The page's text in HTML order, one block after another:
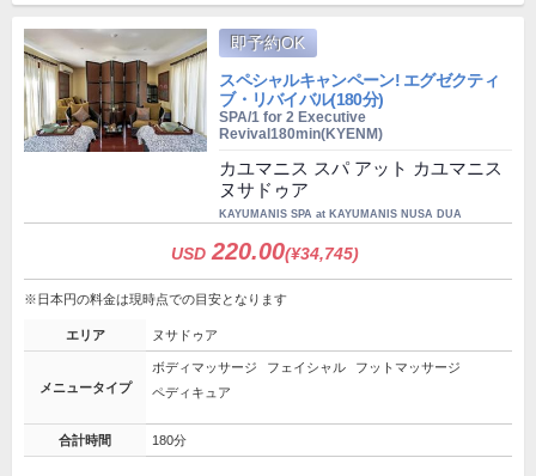
即予約OK
スペシャルキャンペーン! エグゼクティ
ブ・リバイバル(180分)
SPA/1 for 2 Executive
Revival180min(KYENM)
カユマニス スパ アット カユマニス
ヌサドゥア
KAYUMANIS SPA at KAYUMANIS NUSA DUA
USD 220.00(¥34,745)
※日本円の料金は現時点での目安となります
エリア ヌサドゥア
メニュータイプ
ボディマッサージ フェイシャル
フットマッサージ
ペディキュア
合計時間 180分